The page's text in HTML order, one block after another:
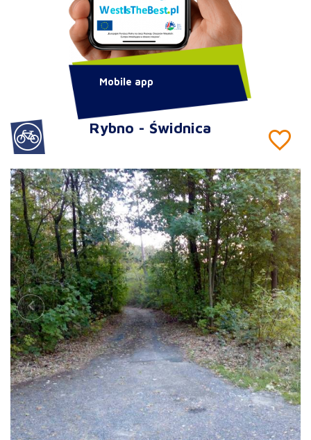
Rybno - Świdnica
Mobile app